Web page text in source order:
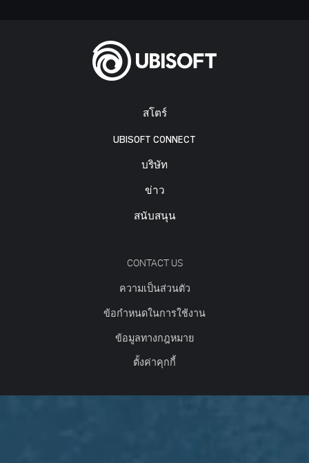
สโตร์
UBISOFT CONNECT
บริษัท
ข่าว
สนับสนุน
CONTACT US
ความเป็นส่วนตัว
ข้อกำหนดในการใช้งาน
ข้อมูลทางกฎหมาย
ตั้งค่าคุกกี้